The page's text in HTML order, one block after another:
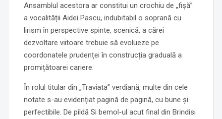
Ansamblul acestora ar constitui un crochiu de „fișă”
a vocalității Aidei Pascu, indubitabil o soprană cu
lirism în perspective spinte, scenică, a cărei
dezvoltare viitoare trebuie să evolueze pe
coordonatele prudenței în construcția graduală a
promițătoarei cariere.
În rolul titular din „Traviata” verdiană, multe din cele
notate s-au evidențiat pagină de pagină, cu bune și
perfectibile. De pildă Si bemol-ul acut final din Brindisi